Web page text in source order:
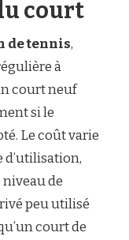
APRÈS
CONSTRUCTION
DE
TENNIS
court
de tennis,
à
court neuf
si le
Le coût varie
d’utilisation,
de
peu utilisé
court de